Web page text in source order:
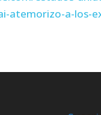
atemorizo-a-los-